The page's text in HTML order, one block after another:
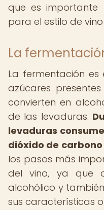
que es
para el estilo de
La
La fermentación
azúcares
convierten en
de las levaduras.
levaduras
dióxido de
los pasos más
del vino, ya que
alcohólico y
sus características